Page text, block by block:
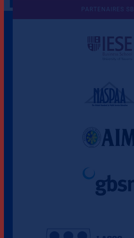
Une culture de
PARTENAIRES